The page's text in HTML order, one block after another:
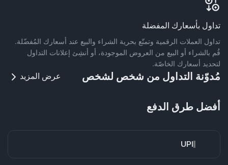
تداول بأسعارك المفضلة
تداول العملات الرقمية وتمتّع بحرية الشراء والبيع عند أسعارك المُفضّلة.
قُم بالشراء أو البيع من العروض الموجودة، أو أنشِئ إعلانات التداول
لتحديد أسعارك الخاصّة.
مُدوّنة التداول من شخص لشخص عرض المزيد
أفضل طرق الدفع
UPI